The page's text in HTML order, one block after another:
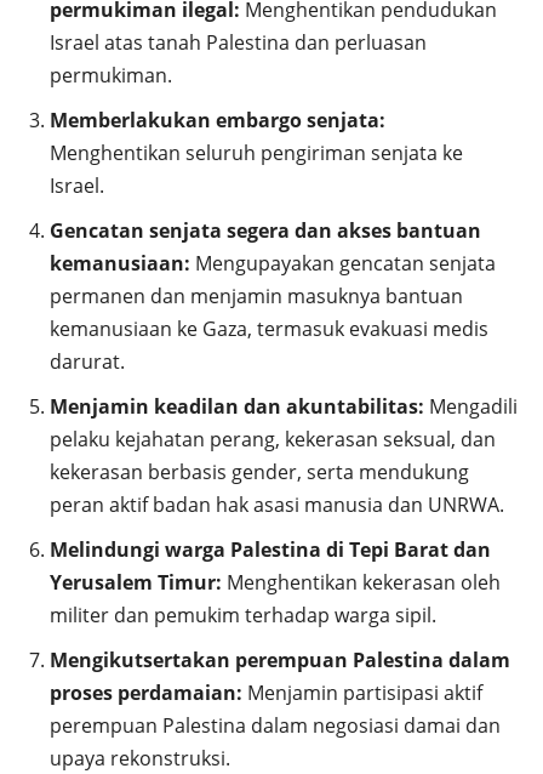
permukiman ilegal: Menghentikan pendudukan
Israel atas tanah Palestina dan perluasan
permukiman.
Memberlakukan embargo senjata:
Menghentikan seluruh pengiriman senjata ke
Israel.
Gencatan senjata segera dan akses bantuan
kemanusiaan: Mengupayakan gencatan senjata
permanen dan menjamin masuknya bantuan
kemanusiaan ke Gaza, termasuk evakuasi medis
darurat.
Menjamin keadilan dan akuntabilitas: Mengadili
pelaku kejahatan perang, kekerasan seksual, dan
kekerasan berbasis gender, serta mendukung
peran aktif badan hak asasi manusia dan UNRWA.
Melindungi warga Palestina di Tepi Barat dan
Yerusalem Timur: Menghentikan kekerasan oleh
militer dan pemukim terhadap warga sipil.
Mengikutsertakan perempuan Palestina dalam
proses perdamaian: Menjamin partisipasi aktif
perempuan Palestina dalam negosiasi damai dan
upaya rekonstruksi.